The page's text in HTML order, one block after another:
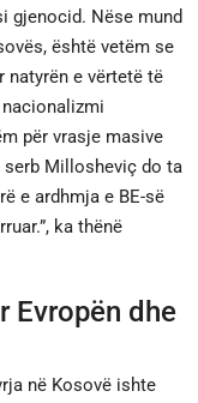
gjenocid. Nëse mund
është vetëm se
natyrën e vërtetë të
për vrasje masive
serb Millosheviç do ta
e ardhmja e BE-së
ka thënë
Evropën dhe
në Kosovë ishte